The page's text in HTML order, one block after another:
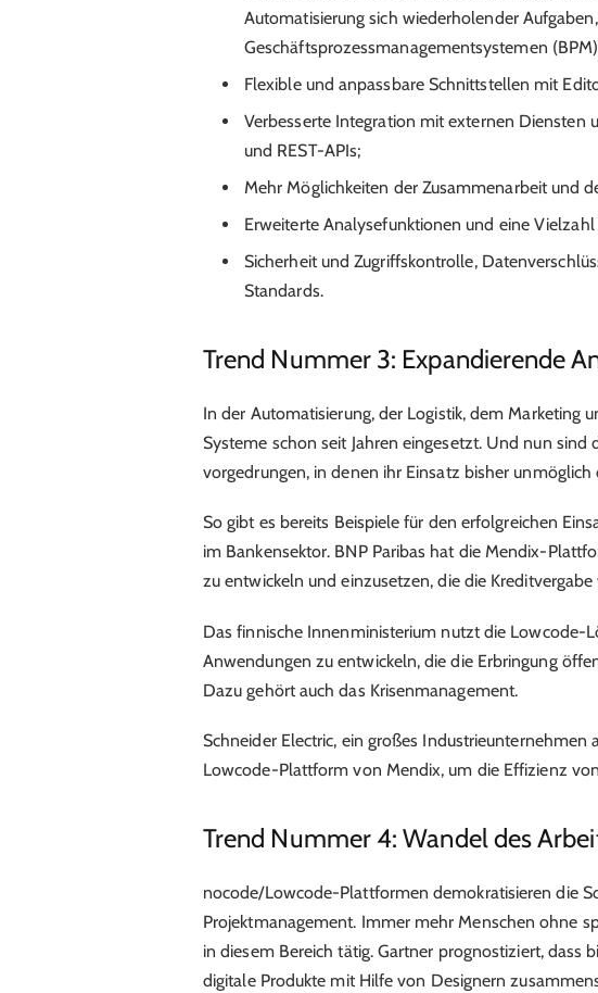
Automatisierung sich wiederholender
Geschäftsprozessmanagementsystemen
Flexible und anpassbare Schnittstellen mit
Verbesserte Integration mit externen Diensten
und REST-APIs;
Mehr Möglichkeiten der Zusammenarbeit und
Erweiterte Analysefunktionen und eine
Sicherheit und Zugriffskontrolle,
Standards.
Trend Nummer 3: Expandierende
In der Automatisierung, der Logistik, dem Marketing
Systeme schon seit Jahren eingesetzt. Und nun sind
vorgedrungen, in denen ihr Einsatz bisher unmöglich
So gibt es bereits Beispiele für den erfolgreichen
im Bankensektor. BNP Paribas hat die Mendix-
zu entwickeln und einzusetzen, die die Kreditvergabe
Das finnische Innenministerium nutztdie Lowcode-
Anwendungen zu entwickeln, die die Erbringung
Dazu gehört auch das Krisenmanagement.
Schneider Electric, ein großes Industrieunternehmen
Lowcode-Plattform von Mendix, um die Effizienz
Trend Nummer 4: Wandel des
nocode/Lowcode-Plattformen demokratisieren die
Projektmanagement. Immer mehr Menschen ohne
in diesem Bereich tätig. Gartner prognostiziert, dass
digitale Produkte mit Hilfe von Designern